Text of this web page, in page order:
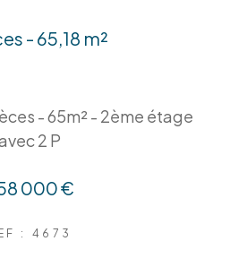
- 65,18 m²
- 65m² - 2ème étage
2 P
000 €
: 4673